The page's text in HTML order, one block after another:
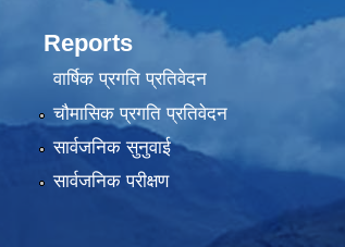
Reports
वार्षिक प्रगति प्रतिवेदन
चौमासिक प्रगति प्रतिवेदन
सार्वजनिक सुनुवाई
सार्वजनिक परीक्षण